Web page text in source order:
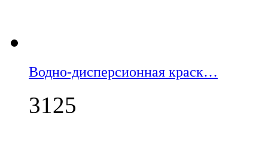
Водно-дисперсионная краск…
3125